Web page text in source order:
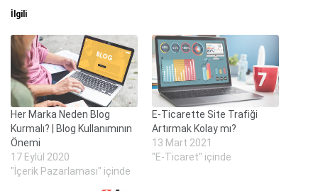
İlgili
Her Marka Neden Blog
Kurmalı? | Blog Kullanımının
Önemi
17 Eylül 2020
"İçerik Pazarlaması" içinde
E-Ticarette Site Trafiği
Artırmak Kolay mı?
13 Mart 2021
"E-Ticaret" içinde